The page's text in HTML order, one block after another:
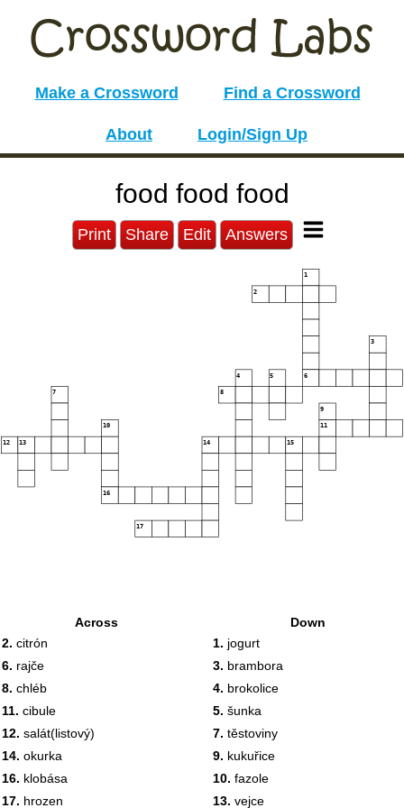
Make a Crossword Find a Crossword
About Login/Sign Up
food food food
Print Share Edit Answers
1
2
3
4 5 6
7 8
9
10 11
12 13 14 15
16
17
Across
2. citrón
6. rajče
8. chléb
11. cibule
12. salát(listový)
14. okurka
16. klobása
17. hrozen
Down
1. jogurt
3. brambora
4. brokolice
5. šunka
7. těstoviny
9. kukuřice
10. fazole
13. vejce